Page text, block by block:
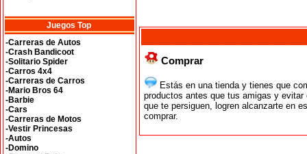
Juegos Top
-Carreras de Autos
-Crash Bandicoot
-Solitario Spider
-Carros 4x4
-Carreras de Carros
-Mario Bros 64
-Barbie
-Cars
-Carreras de Motos
-Vestir Princesas
-Autos
-Domino
Comprar
Estás en una tienda y tienes que
productos antes que tus amigas y
que te persiguen, logren alcanzarte en
comprar.